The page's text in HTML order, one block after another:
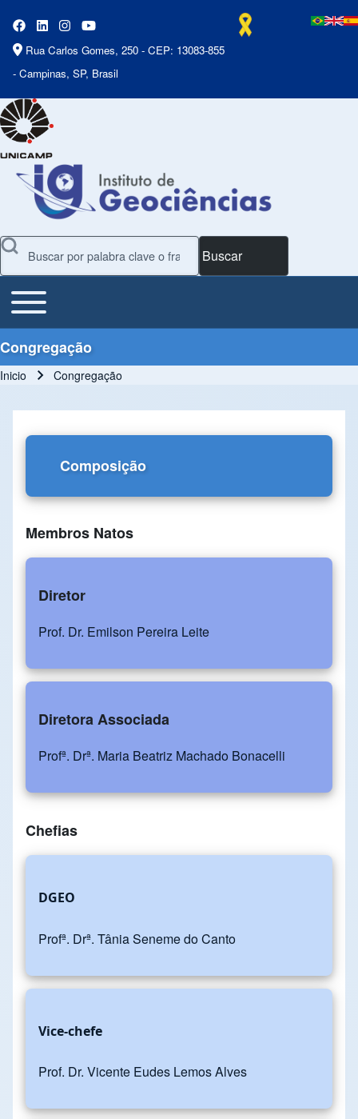
Rua Carlos Gomes, 250 - CEP: 13083-855
- Campinas, SP, Brasil
Buscar
Main Menu
Toggle main menu
Congregação
Inicio Congregação
Composição
Membros Natos
Diretor
Prof. Dr. Emilson Pereira Leite
Diretora Associada
Profª. Drª. Maria Beatriz Machado Bonacelli
Chefias
DGEO
Profª. Drª. Tânia Seneme do Canto
Vice-chefe
Prof. Dr. Vicente Eudes Lemos Alves